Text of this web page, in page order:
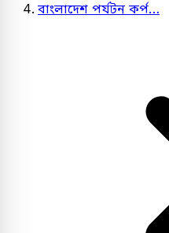
বাংলাদেশ পর্যটন কর্প…